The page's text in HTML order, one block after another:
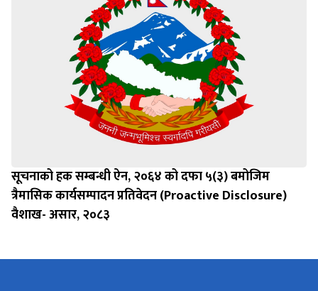
सूचनाको हक सम्बन्धी ऐन, २०६४ को दफा ५(३) बमोजिम
त्रैमासिक कार्यसम्पादन प्रतिवेदन (Proactive Disclosure)
वैशाख- असार, २०८३